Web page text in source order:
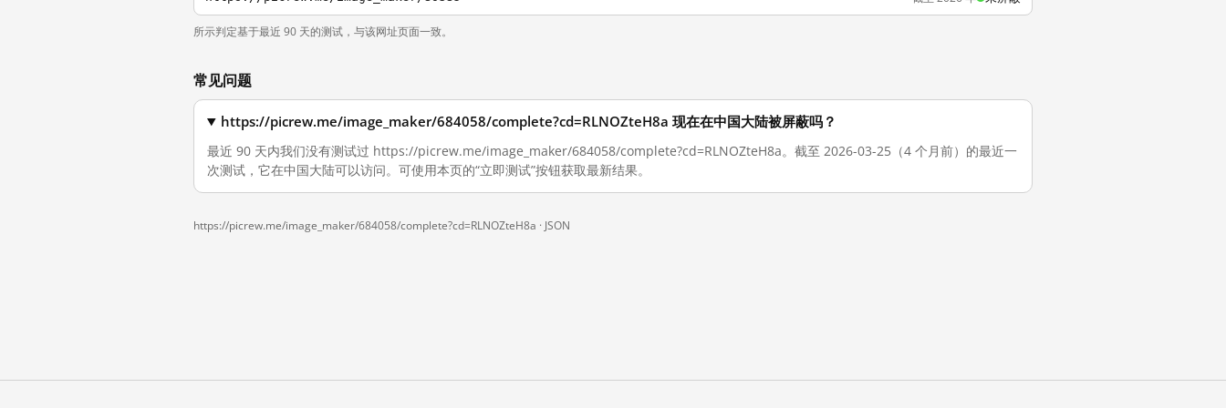
所示判定基于最近 90 天的测试，与该网址页面一致。
常见问题
https://picrew.me/image_maker/684058/complete?cd=RLNOZteH8a 现在在中国大陆被屏蔽吗？
最近 90 天内我们没有测试过 https://picrew.me/image_maker/684058/complete?cd=RLNOZteH8a。截至 2026-03-25（4 个月前）的最近一
次测试，它在中国大陆可以访问。可使用本页的“立即测试”按钮获取最新结果。
https://picrew.me/image_maker/684058/complete?cd=RLNOZteH8a · JSON